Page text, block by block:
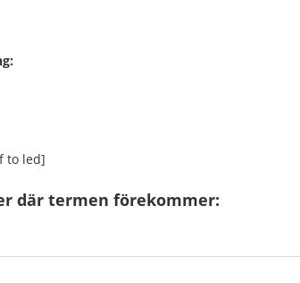
to led]
där termen förekommer: